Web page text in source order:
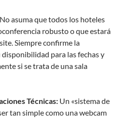
No asuma que todos los hoteles
robusto o que estará
Siempre confirme la
para las fechas y
si se trata de una sala
Técnicas: Un «sistema de
tan simple como una webcam